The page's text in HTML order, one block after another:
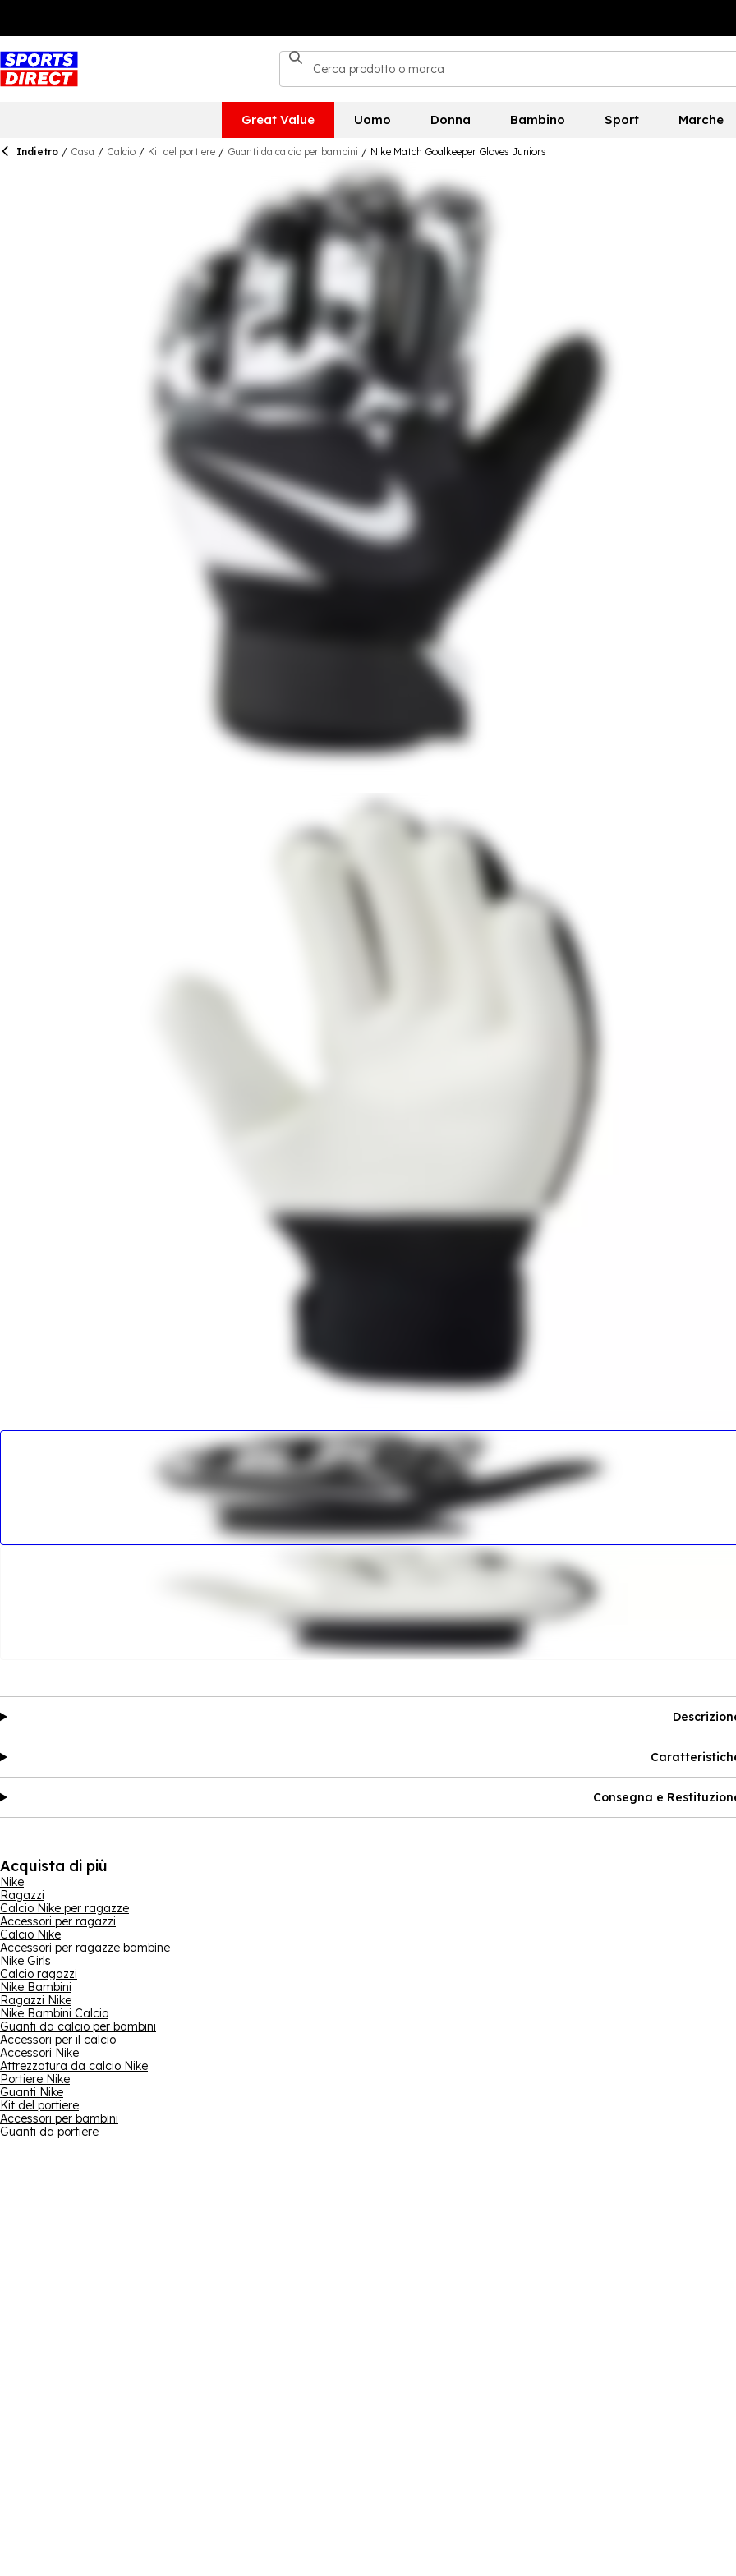
Great Value Uomo Donna Bambino Sport Marche
Indietro / Casa / Calcio / Kit del portiere / Guanti da calcio per bambini / Nike Match Goalkeeper Gloves Juniors
Consegna e
Acquista di più
Nike
Ragazzi
Calcio Nike per ragazze
Accessori per ragazzi
Calcio Nike
Accessori per ragazze bambine
Nike Girls
Calcio ragazzi
Nike Bambini
Ragazzi Nike
Nike Bambini Calcio
Guanti da calcio per bambini
Accessori per il calcio
Accessori Nike
Attrezzatura da calcio Nike
Portiere Nike
Guanti Nike
Kit del portiere
Accessori per bambini
Guanti da portiere